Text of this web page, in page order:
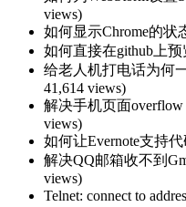
views)
如何显示Chrome的状
如何直接在github上
给老人机打电话为何
41,614 views)
解决手机页面
views)
如何让Evernote支持
解决QQ邮箱收不到
views)
Telnet: connect to